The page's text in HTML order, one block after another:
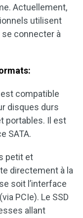
Actuellement,
utilisent
se connecter à
est compatible
disques durs
portables. Il est
SATA.
petit et
directement à la
soit l’interface
PCIe). Le SSD
allant